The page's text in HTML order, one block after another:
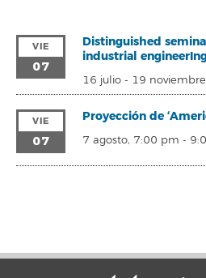
VIE
07
Distinguished
industrial
16 julio- 19 noviembre
VIE
07
Proyección de
7 agosto, 7:00 pm -